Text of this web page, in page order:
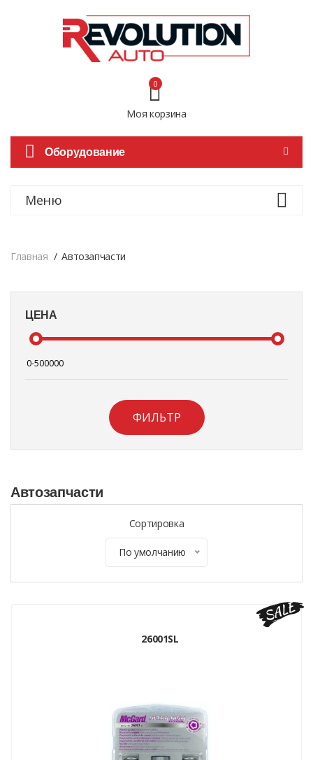
Моя корзина
0
Оборудование
Меню
Главная Автозапчасти
ЦЕНА
ФИЛЬТР
Автозапчасти
Сортировка
По умолчанию
26001SL